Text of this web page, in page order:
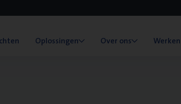
Oplossingen Over ons